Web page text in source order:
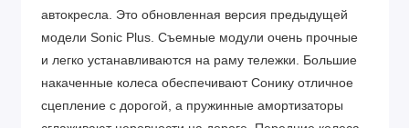
автокресла. Это обновленная версия предыдущей
модели Sonic Plus. Съемные модули очень прочные
и легко устанавливаются на раму тележки. Большие
накаченные колеса обеспечивают Сонику отличное
сцепление с дорогой, а пружинные амортизаторы